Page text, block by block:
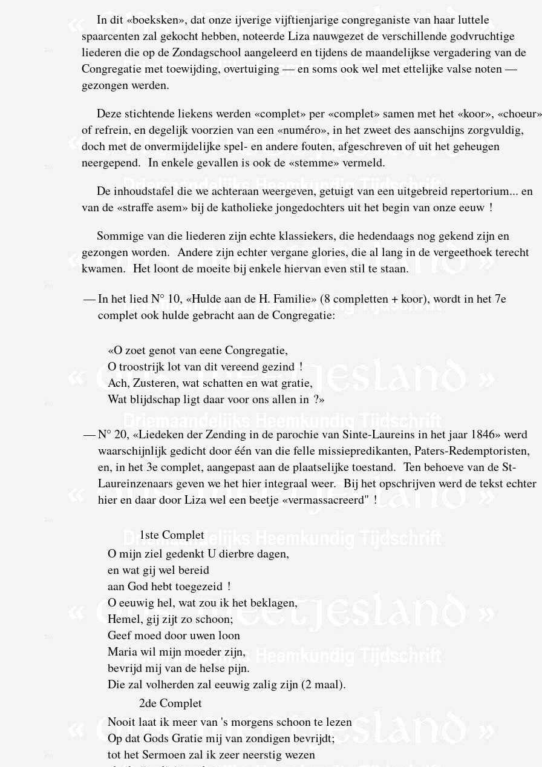
In dit «boeksken», dat onze ijverige vijftienjarige congreganiste van haar luttele
spaarcenten zal gekocht hebben, noteerde Liza nauwgezet de verschillende godvruchtige
liederen die op de Zondagschool aangeleerd en tijdens de maandelijkse vergadering van de
Congregatie met toewijding, overtuiging — en soms ook wel met ettelijke valse noten —
gezongen werden.
Deze stichtende liekens werden «complet» per «complet» samen met het «koor», «choeur»
of refrein, en degelijk voorzien van een «numéro», in het zweet des aanschijns zorgvuldig,
doch met de onvermijdelijke spel- en andere fouten, afgeschreven of uit het geheugen
neergepend. In enkele gevallen is ook de «stemme» vermeld.
De inhoudstafel die we achteraan weergeven, getuigt van een uitgebreid repertorium... en
van de «straffe asem» bij de katholieke jongedochters uit het begin van onze eeuw !
Sommige van die liederen zijn echte klassiekers, die hedendaags nog gekend zijn en
gezongen worden. Andere zijn echter vergane glories, die al lang in de vergeethoek terecht
kwamen. Het loont de moeite bij enkele hiervan even stil te staan.
—In het lied N° 10, «Hulde aan de H. Familie» (8 completten + koor), wordt in het 7e
complet ook hulde gebracht aan de Congregatie:
«O zoet genot van eene Congregatie,
O troostrijk lot van dit vereend gezind !
Ach, Zusteren, wat schatten en wat gratie,
Wat blijdschap ligt daar voor ons allen in ?»
—N° 20, «Liedeken der Zending in de parochie van Sinte-Laureins in het jaar 1846» werd
waarschijnlijk gedicht door één van die felle missiepredikanten, Paters-Redemptoristen,
en, in het 3e complet, aangepast aan de plaatselijke toestand. Ten behoeve van de St-
Laureinzenaars geven we het hier integraal weer. Bij het opschrijven werd de tekst echter
hier en daar door Liza wel een beetje «vermassacreerd" !
1ste Complet
O mijn ziel gedenkt U dierbre dagen,
en wat gij wel bereid
aan God hebt toegezeid !
O eeuwig hel, wat zou ik het beklagen,
Hemel, gij zijt zo schoon;
Geef moed door uwen loon
Maria wil mijn moeder zijn,
bevrijd mij van de helse pijn.
Die zal volherden zal eeuwig zalig zijn (2 maal).
2de Complet
Nooit laat ik meer van 's morgens schoon te lezen
Op dat Gods Gratie mij van zondigen bevrijdt;
tot het Sermoen zal ik zeer neerstig wezen